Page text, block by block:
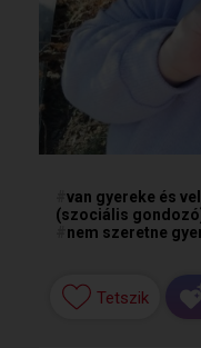
van gyereke és
(szociális
nem szeretne
Tetszik